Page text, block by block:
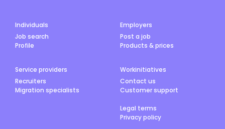
feedback will be used to help improve Google
Individuals
Job search
Profile
Employers
Post a job
Products & prices
Service providers
Recruiters
Migration specialists
Workinitiatives
Contact us
Customer support
Legal terms
Privacy policy